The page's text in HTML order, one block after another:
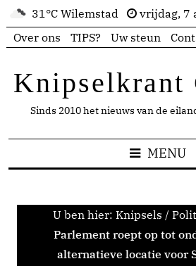
31°C Wilemstad
vrijdag, 7
Over ons
TIPS? Uw steun
Knipselkrant
Sinds 2010 het nieuws van de
MENU
U ben hier: Knipsels /
Parlement roept op tot
alternatieve locatie voor